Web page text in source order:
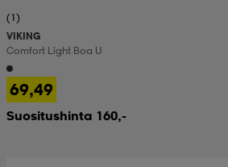
(1)
VIKING
Comfort Light Boa U
69,49
Suositushinta 160,-